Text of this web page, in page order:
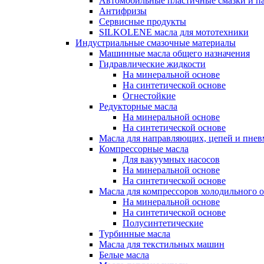
Антифризы
Сервисные продукты
SILKOLENE масла для мототехники
Индустриальные смазочные материалы
Машинные масла общего назначения
Гидравлические жидкости
На минеральной основе
На синтетической основе
Огнестойкие
Редукторные масла
На минеральной основе
На синтетической основе
Масла для направляющих, цепей и
Компрессорные масла
Для вакуумных насосов
На минеральной основе
На синтетической основе
Масла для компрессоров холодильного
На минеральной основе
На синтетической основе
Полусинтетические
Турбинные масла
Масла для текстильных машин
Белые масла